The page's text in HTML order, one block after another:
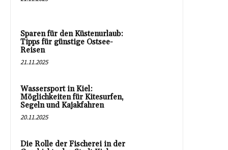
Sparen für den Küstenurlaub:
Tipps für günstige Ostsee-
Reisen
21.11.2025
Wassersport in Kiel:
Möglichkeiten für Kitesurfen,
Segeln und Kajakfahren
20.11.2025
Die Rolle der Fischerei in der